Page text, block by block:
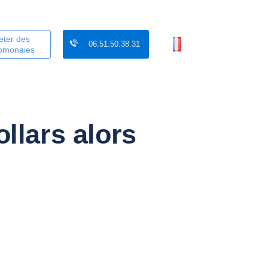
des
06.51.50.38.31
alors